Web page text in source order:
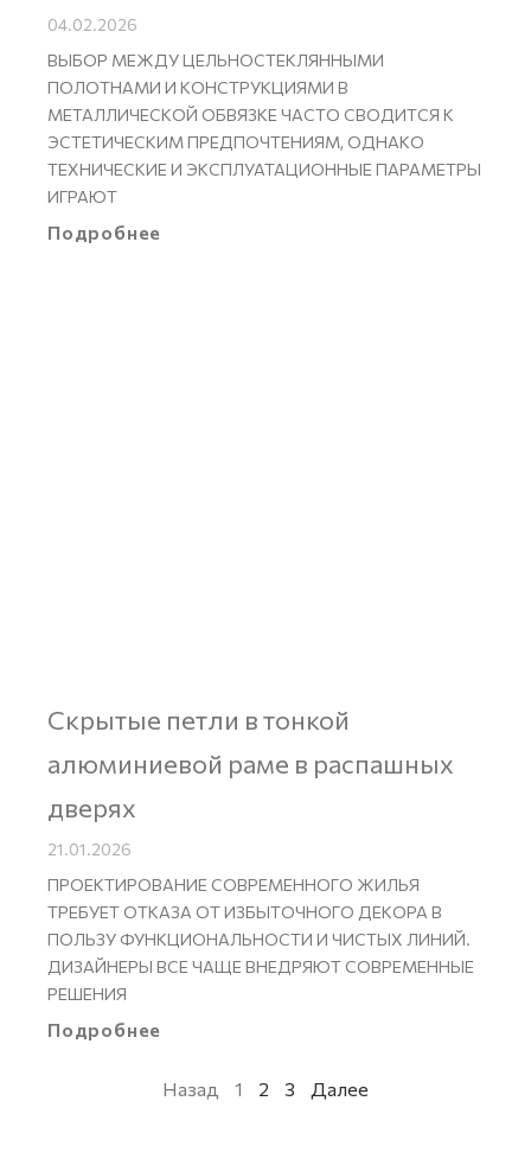
04.02.2026
ВЫБОР МЕЖДУ ЦЕЛЬНОСТЕКЛЯННЫМИ
ПОЛОТНАМИ И КОНСТРУКЦИЯМИ В
МЕТАЛЛИЧЕСКОЙ ОБВЯЗКЕ ЧАСТО СВОДИТСЯ К
ЭСТЕТИЧЕСКИМ ПРЕДПОЧТЕНИЯМ, ОДНАКО
ТЕХНИЧЕСКИЕ И ЭКСПЛУАТАЦИОННЫЕ ПАРАМЕТРЫ
ИГРАЮТ
Подробнее
Скрытые петли в тонкой
алюминиевой раме в распашных
дверях
21.01.2026
ПРОЕКТИРОВАНИЕ СОВРЕМЕННОГО ЖИЛЬЯ
ТРЕБУЕТ ОТКАЗА ОТ ИЗБЫТОЧНОГО ДЕКОРА В
ПОЛЬЗУ ФУНКЦИОНАЛЬНОСТИ И ЧИСТЫХ ЛИНИЙ.
ДИЗАЙНЕРЫ ВСЕ ЧАЩЕ ВНЕДРЯЮТ СОВРЕМЕННЫЕ
РЕШЕНИЯ
Подробнее
Назад 1 2 3 Далее